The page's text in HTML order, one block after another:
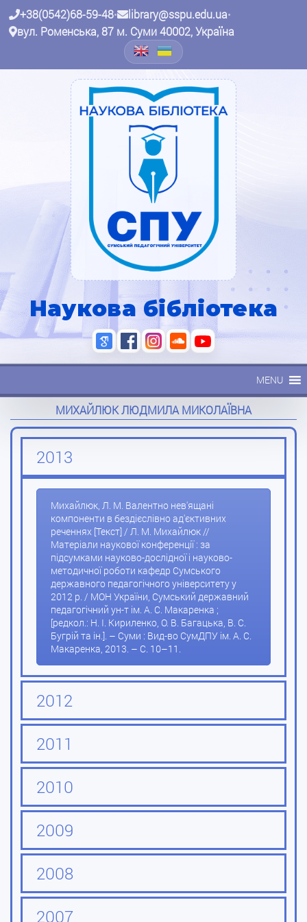
+38(0542)68-59-48• library@sspu.edu.ua•
вул. Роменська, 87 м. Суми 40002, Україна
Наукова бібліотека
MENU
МИХАЙЛЮК ЛЮДМИЛА МИКОЛАЇВНА
2013
Михайлюк, Л. М. Валентно нев'ящані
компоненти в бездієслівно ад'єктивних
реченнях [Текст] / Л. М. Михайлюк //
Матеріали наукової конференції : за
підсумками науково-дослідної і науково-
методичної роботи кафедр Сумського
державного педагогічного університету у
2012 р. / МОН України, Сумський державний
педагогічний ун-т ім. А. С. Макаренка ;
[редкол.: Н. І. Кириленко, О. В. Багацька, В. С.
Бугрій та ін.]. – Суми : Вид-во СумДПУ ім. А. С.
Макаренка, 2013. – С. 10–11.
2012
2011
2010
2009
2008
2007